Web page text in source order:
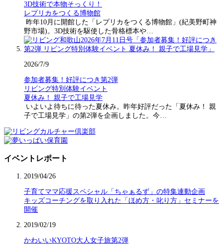
3D技術で本物そっくり！
レプリカをつくる博物館
昨年10月に開館した「レプリカをつくる博物館」(紀美野町神
野市場)。3D技術を駆使した骨格標本や…
2026/7/9
参加者募集！好評につき第2弾
リビング特別体験イベント
夏休み！ 親子で工場見学
いよいよ待ちに待った夏休み。昨年好評だった「夏休み！ 親
子で工場見学」の第2弾を企画しました。今…
イベントレポート
2019/04/26
子育てママ応援スペシャル「ちゃぁるず」の特集連動企画
キッズコーチングを取り入れた「ほめ方・叱り方」セミナーを
開催
2019/02/19
かわいいKYOTO大人女子旅第2弾